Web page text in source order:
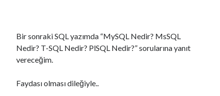
Mart 2012
Bir sonraki SQL yazımda “MySQL Nedir? MsSQL
Nedir? T-SQL Nedir? PlSQL Nedir?” sorularına yanıt
vereceğim.
Faydası olması dileğiyle..